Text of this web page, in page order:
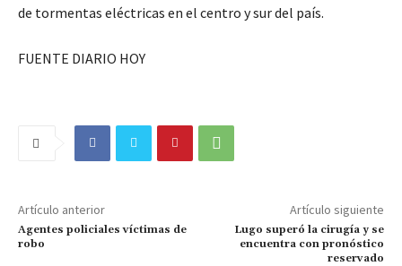
de tormentas eléctricas en el centro y sur del país.
FUENTE DIARIO HOY
Artículo anterior
Agentes policiales víctimas de
robo
Artículo siguiente
Lugo superó la cirugía y se
encuentra con pronóstico
reservado